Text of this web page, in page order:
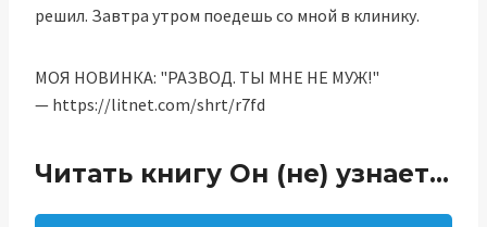
решил. Завтра утром поедешь со мной в клинику.
МОЯ НОВИНКА: "РАЗВОД. ТЫ МНЕ НЕ МУЖ!"
— https://litnet.com/shrt/r7fd
Читать книгу Он (не) узнает…